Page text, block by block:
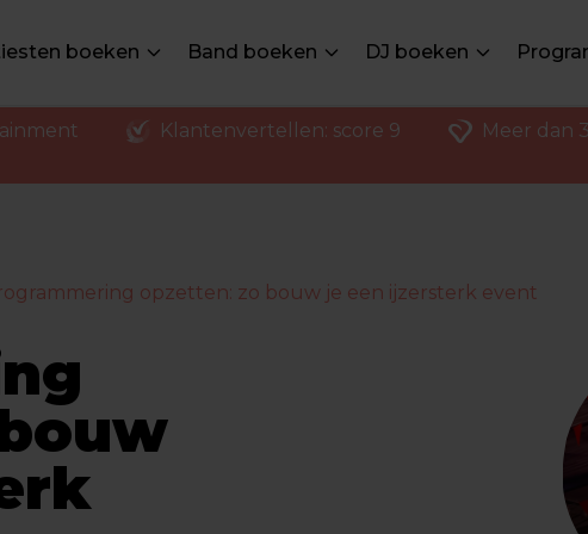
boeken Band boeken DJ boeken
Klantenvertellen: score 9 Meer dan
opzetten: zo bouw je een ijzersterk event